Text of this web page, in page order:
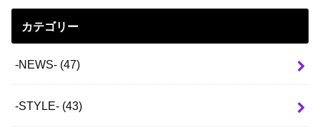
カテゴリー
-NEWS- (47)
-STYLE- (43)